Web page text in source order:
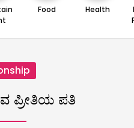
Food Health
ಪ್ರೀತಿಯ ಪತಿ